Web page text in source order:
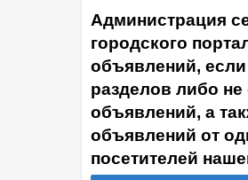
Администрация
городского
объявлений,
разделов либо
объявлений, а
объявлений от
посетителей